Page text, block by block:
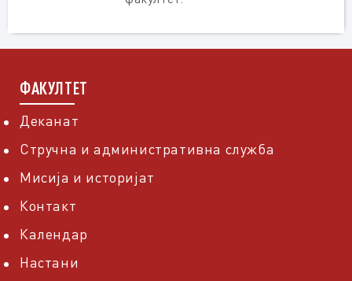
ФАКУЛТЕТ
Деканат
Стручна и административна служба
Мисија и историјат
Контакт
Календар
Настани